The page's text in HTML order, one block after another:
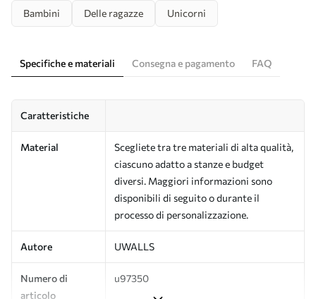
Bambini Delle ragazze Unicorni
Specifiche e materiali Consegna e pagamento FAQ
Caratteristiche
Material
Scegliete tra tre materiali di alta qualità,
ciascuno adatto a stanze e budget
diversi. Maggiori informazioni sono
disponibili di seguito o durante il
processo di personalizzazione.
Autore UWALLS
Numero di
articolo
u97350